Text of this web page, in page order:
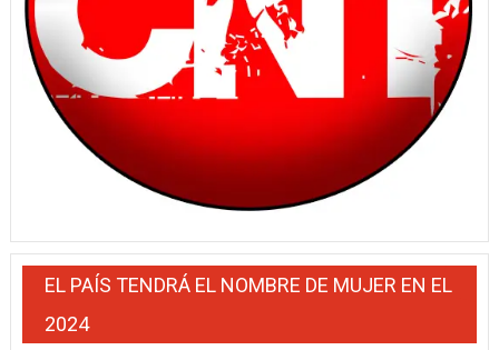
EL PAÍS TENDRÁ EL NOMBRE DE MUJER EN EL
2024